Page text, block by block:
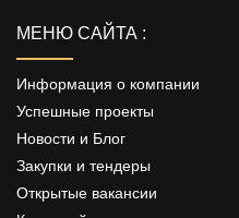
МЕНЮ САЙТА :
Информация о компании
Успешные проекты
Новости и Блог
Закупки и тендеры
Открытые вакансии